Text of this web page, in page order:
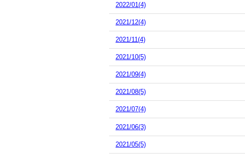
2022/01(4)
2021/12(4)
2021/11(4)
2021/10(5)
2021/09(4)
2021/08(5)
2021/07(4)
2021/06(3)
2021/05(5)